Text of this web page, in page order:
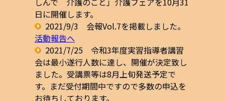
日に開催します。
2021/9/3 会報Vol.7を掲載しました。
活動報告へ
2021/7/25 令和3年度実習指導者講習
会は最小遂行人数に達し、開催が決定致し
ました。 受講票等は8月上旬発送予定で
す。まだ受付期間中ですので多数の申込を
お待ちしております。